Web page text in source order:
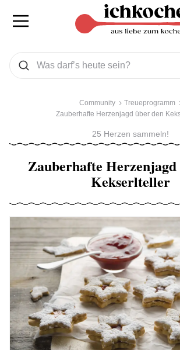
Was wollen Sie suchen
Suchen
Community
Treueprogramm
Zauberhafte Herzenjagd über den
25 Herzen sammeln!
Zauberhafte
Kekserlteller